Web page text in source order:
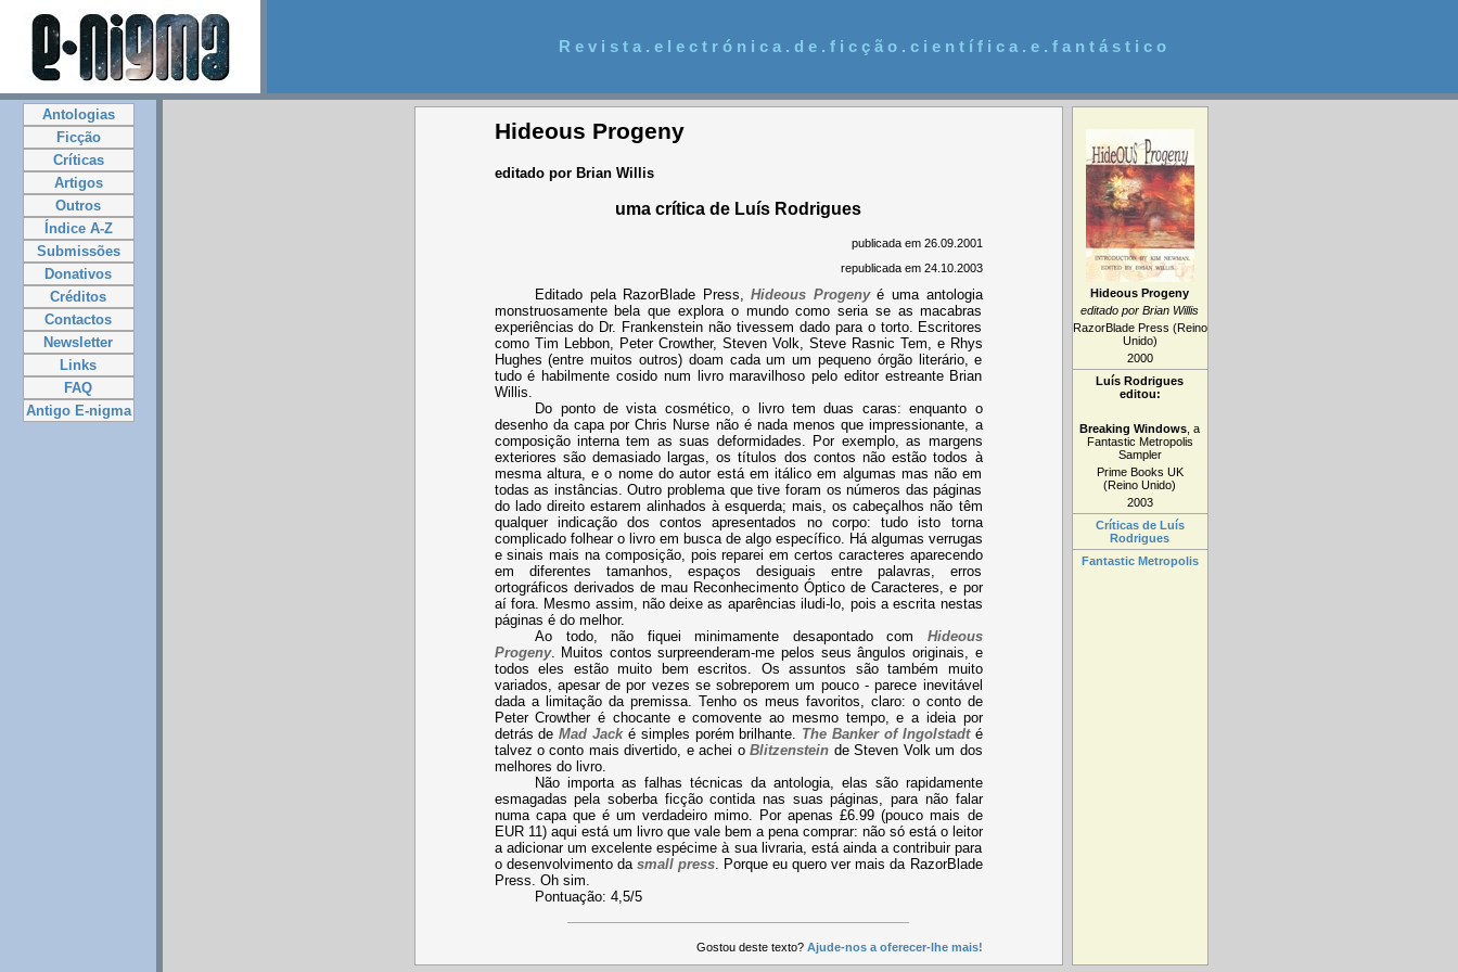
R e v i s t a . e l e c t r ó n i c a . d e . f i c ç ã o . c i e n t í f i c a . e . f a n t á s t i c o
Antologias
Ficção
Críticas
Artigos
Outros
Índice A-Z
Submissões
Donativos
Créditos
Contactos
Newsletter
Links
FAQ
Antigo E-nigma
Hideous Progeny
editado por Brian Willis
uma crítica de Luís Rodrigues
publicada em 26.09.2001
republicada em 24.10.2003
Editado pela RazorBlade Press,Hideous Progenyé uma antologia
monstruosamente bela que explora o mundo como seria se as macabras
experiências do Dr. Frankenstein não tivessem dado para o torto. Escritores
como Tim Lebbon, Peter Crowther, Steven Volk, Steve Rasnic Tem, e Rhys
Hughes (entre muitos outros) doam cada um um pequeno órgão literário, e
tudo é habilmente cosido num livro maravilhoso pelo editor estreante Brian
Willis.
Do ponto de vista cosmético, o livro tem duas caras: enquanto o
desenho da capa por Chris Nurse não é nada menos que impressionante, a
composição interna tem as suas deformidades. Por exemplo, as margens
exteriores são demasiado largas, os títulos dos contos não estão todos à
mesma altura, e o nome do autor está em itálico em algumas mas não em
todas as instâncias. Outro problema que tive foram os números das páginas
do lado direito estarem alinhados à esquerda; mais, os cabeçalhos não têm
qualquer indicação dos contos apresentados no corpo: tudo isto torna
complicado folhear o livro em busca de algo específico. Há algumas verrugas
e sinais mais na composição, pois reparei em certos caracteres aparecendo
em diferentes tamanhos, espaços desiguais entre palavras, erros
ortográficos derivados de mau Reconhecimento Óptico de Caracteres, e por
aí fora. Mesmo assim, não deixe as aparências iludi-lo, pois a escrita nestas
páginas é do melhor.
Ao todo, não fiquei minimamente desapontado com Hideous
Progeny. Muitos contos surpreenderam-me pelos seus ângulos originais, e
todos eles estão muito bem escritos. Os assuntos são também muito
variados, apesar de por vezes se sobreporem um pouco - parece inevitável
dada a limitação da premissa. Tenho os meus favoritos, claro: o conto de
Peter Crowther é chocante e comovente ao mesmo tempo, e a ideia por
detrás deMad Jacké simples porém brilhante. The Banker of Ingolstadté
talvez o conto mais divertido, e achei oBlitzenstein de Steven Volk um dos
melhores do livro.
Não importa as falhas técnicas da antologia, elas são rapidamente
esmagadas pela soberba ficção contida nas suas páginas, para não falar
numa capa que é um verdadeiro mimo. Por apenas £6.99 (pouco mais de
EUR 11) aqui está um livro que vale bem a pena comprar: não só está o leitor
a adicionar um excelente espécime à sua livraria, está ainda a contribuir para
o desenvolvimento da small press. Porque eu quero ver mais da RazorBlade
Press. Oh sim.
Pontuação: 4,5/5
Gostou deste texto? Ajude-nos a oferecer-lhe mais!
Hideous Progeny
editado por Brian Willis
RazorBlade Press (Reino
Unido)
2000
Luís Rodrigues
editou:
Breaking Windows , a
Fantastic Metropolis
Sampler
Prime Books UK
(Reino Unido)
2003
Críticas de Luís
Rodrigues
Fantastic Metropolis